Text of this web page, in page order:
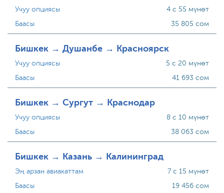
Учуу опциясы
Баасы
4 с 55 мүнөт
35 805 сом
Бишкек → Душанбе → Красноярск
Учуу опциясы
Баасы
5 с 20 мүнөт
41 693 сом
Бишкек → Сургут → Краснодар
Учуу опциясы
Баасы
8 с 10 мүнөт
38 063 сом
Бишкек → Казань → Калининград
Эң арзан авиакаттам
Баасы
7 с 15 мүнөт
19 456 сом